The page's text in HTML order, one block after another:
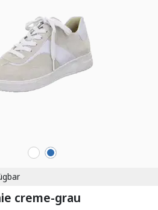
weißblau
creme-grau